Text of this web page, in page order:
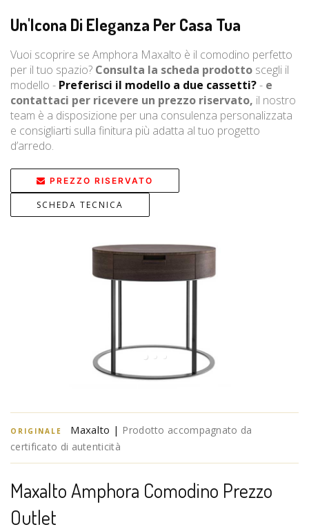
Un'Icona Di Eleganza Per Casa Tua
Vuoi scoprire se Amphora Maxalto è il comodino perfetto
per il tuo spazio? Consulta la scheda prodotto scegli il
modello - Preferisci il modello a due cassetti?- e
contattaci per ricevere un prezzo riservato, il nostro
team è a disposizione per una consulenza personalizzata
e consigliarti sulla finitura più adatta al tuo progetto
d’arredo.
PREZZO RISERVATO
SCHEDA TECNICA
ORIGINALE Maxalto | Prodotto accompagnato da
certificato di autenticità
Maxalto Amphora Comodino Prezzo
Outlet